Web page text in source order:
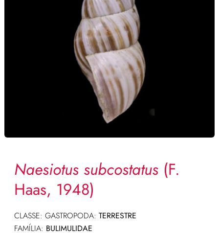
Naesiotus subcostatus(F.
Haas, 1948)
CLASSE: GASTROPODA: TERRESTRE
FAMÍLIA: BULIMULIDAE